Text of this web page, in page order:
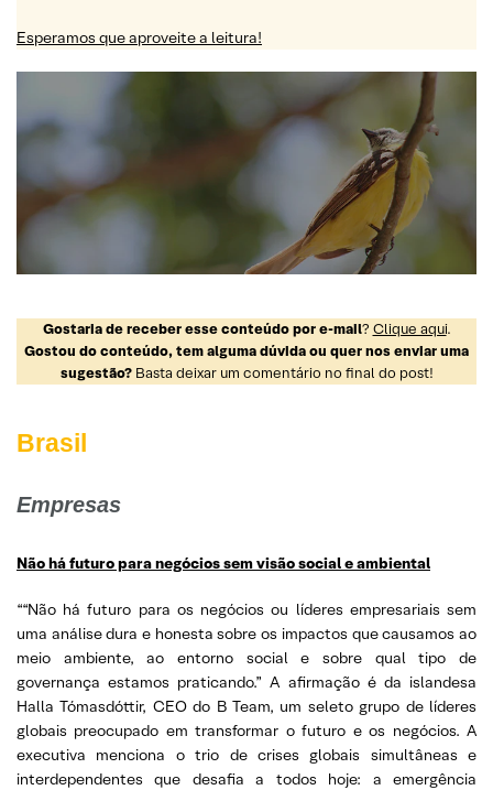
Esperamos que aproveite a leitura!
Gostaria de receber esse conteúdo por e-mail? Clique aqui.
Gostou do conteúdo, tem alguma dúvida ou quer nos enviar uma
sugestão?Basta deixar um comentário no final do post!
Brasil
Empresas
Não há futuro para negócios sem visão social e ambiental
““Não há futuro para os negócios ou líderes empresariais sem
uma análise dura e honesta sobre os impactos que causamos ao
meio ambiente, ao entorno social e sobre qual tipo de
governança estamos praticando.” A afirmação é da islandesa
Halla Tómasdóttir, CEO do B Team, um seleto grupo de líderes
globais preocupado em transformar o futuro e os negócios. A
executiva menciona o trio de crises globais simultâneas e
interdependentes que desafia a todos hoje: a emergência